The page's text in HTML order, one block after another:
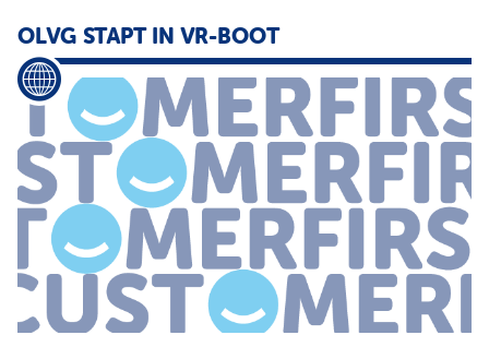
OLVG STAPT IN VR-BOOT